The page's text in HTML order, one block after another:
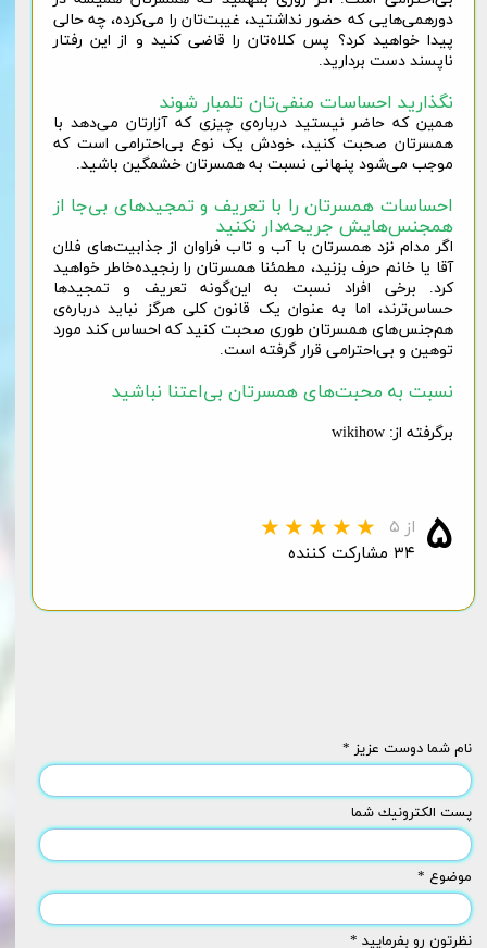
دورهمی‌هایی که‌ حضور نداشتید، غیبت‌تان را می‌کرده، چه حالی
پیدا خواهید کرد؟ پس کلاه‌تان را قاضی کنید و از این رفتار
ناپسند دست بردارید.
نگذارید احساسات منفی‌تان تلمبار شوند
همین که حاضر نیستید درباره‌ی چیزی که آزارتان می‌دهد با
همسرتان صحبت کنید، خودش یک نوع بی‌احترامی است که
موجب می‌شود پنهانی نسبت به همسرتان خشمگین باشید.
احساسات همسرتان را با تعریف و تمجیدهای بی‌جا از
همجنس‌هایش جریحه‌دار نکنید
اگر مدام نزد همسرتان با آب و تاب فراوان از جذابیت‌های فلان
آقا یا خانم حرف بزنید، مطمئنا همسرتان را رنجیده‌خاطر خواهید
کرد. برخی افراد نسبت به این‌گونه تعریف و تمجیدها
حساس‌ترند، اما به عنوان یک قانون کلی هرگز نباید درباره‌ی
هم‌جنس‌های همسرتان طوری صحبت کنید که احساس کند مورد
توهین و بی‌احترامی قرار گرفته است.
نسبت به محبت‌های همسرتان بی‌اعتنا نباشید
برگرفته از: wikihow
۵ از ۵
۳۴ مشارکت کننده
نام شما دوست عزیز *
پست الكترونيك شما
موضوع *
نظرتون رو بفرمایید *